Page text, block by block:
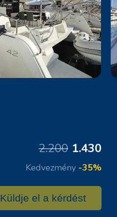
2.200 1.430
Kedvezmény -35%
Küldje el a kérdést